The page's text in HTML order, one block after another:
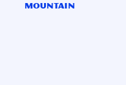
Mountain